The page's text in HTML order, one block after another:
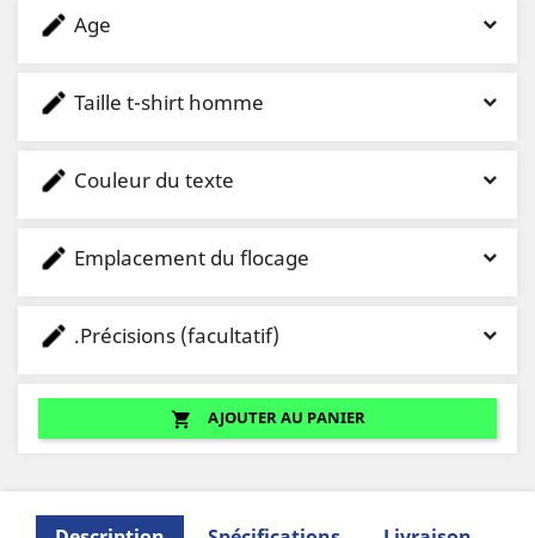
Age
Taille t-shirt homme
Couleur du texte
Emplacement du flocage
.Précisions (facultatif)
shopping_cart AJOUTER AU PANIER